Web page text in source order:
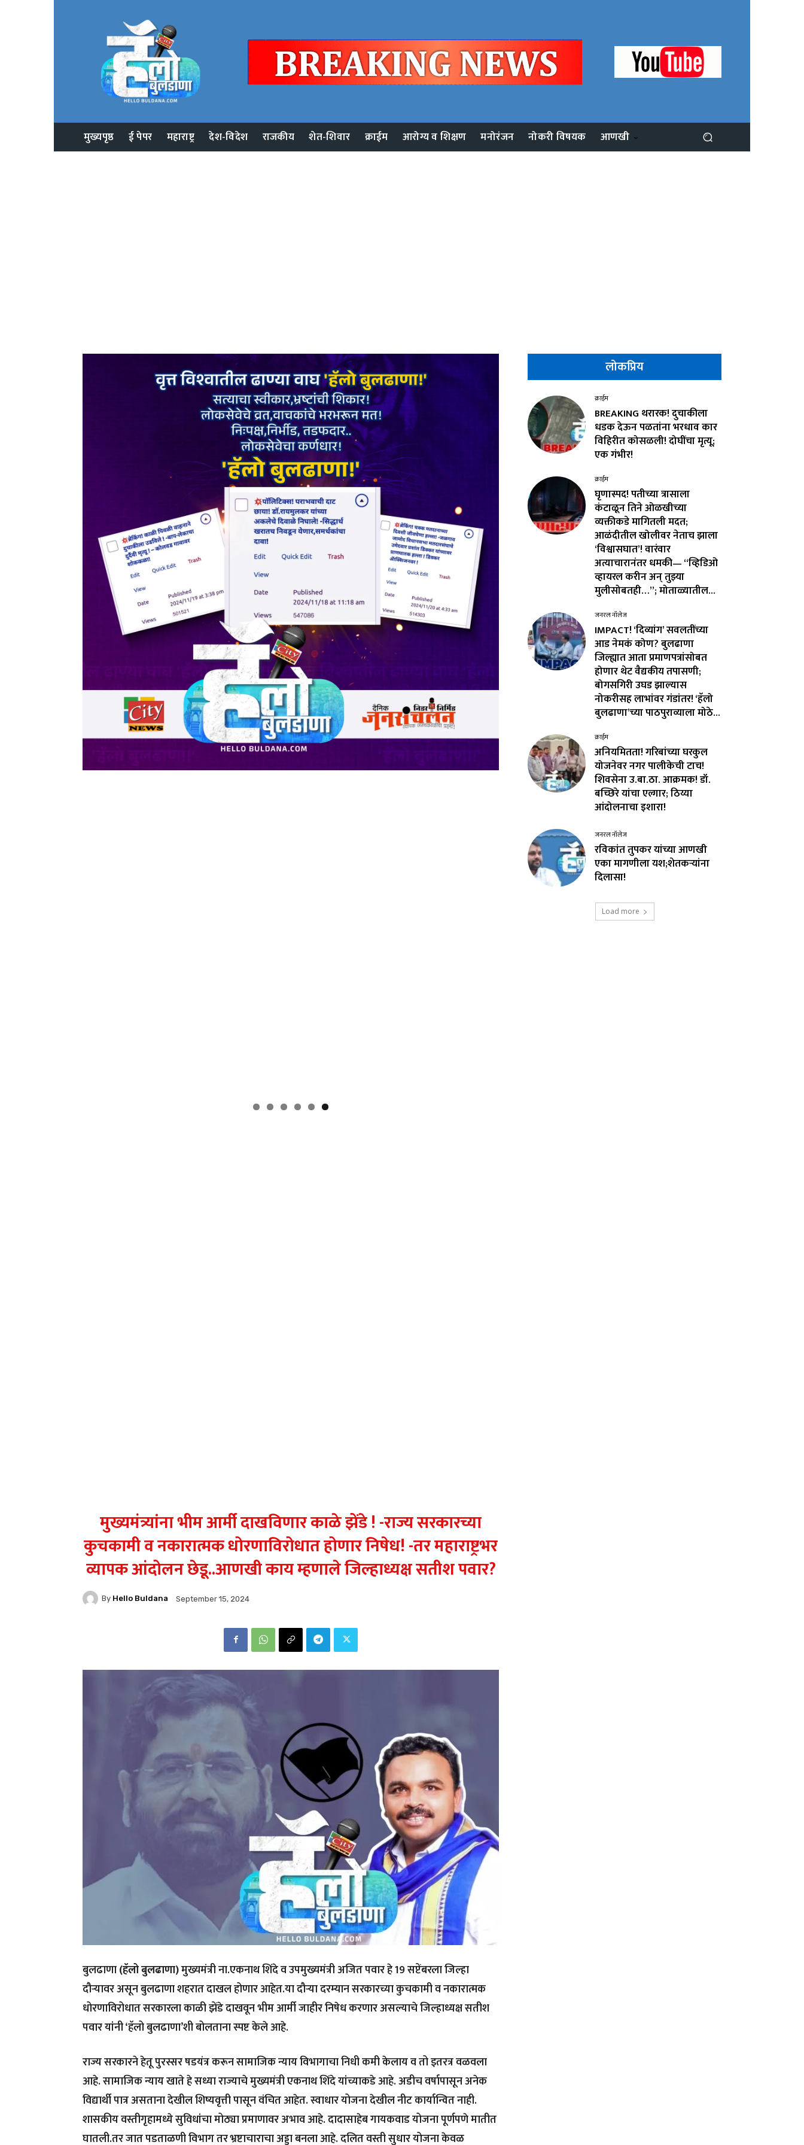
मुख्यपृष्ठ ई पेपर महाराष्ट्र देश-विदेश राजकीय शेत-शिवार क्राईम आरोग्य व शिक्षण मनोरंजन नोकरी विषयक आणखी
मुख्यमंत्र्यांना भीम आर्मी दाखविणार काळे झेंडे ! -राज्य सरकारच्या
कुचकामी व नकारात्मक धोरणाविरोधात होणार निषेध! -तर महाराष्ट्रभर
व्यापक आंदोलन छेडू..आणखी काय म्हणाले जिल्हाध्यक्ष सतीश पवार?
By Hello Buldana September 15, 2024
बुलढाणा(हॅलो बुलढाणा)मुख्यमंत्री ना.एकनाथ शिंदे व उपमुख्यमंत्री अजित पवार हे 19 सप्टेंबरला जिल्हा
दौऱ्यावर असून बुलढाणा शहरात दाखल होणार आहेत.या दौऱ्या दरम्यान सरकारच्या कुचकामी व नकारात्मक
धोरणाविरोधात सरकारला काळी झेंडे दाखवून भीम आर्मी जाहीर निषेध करणार असल्याचे जिल्हाध्यक्ष सतीश
पवार यांनी ‘हॅलो बुलढाणा’शी बोलताना स्पष्ट केले आहे.
राज्य सरकारने हेतू पुरस्सर षडयंत्र करून सामाजिक न्याय विभागाचा निधी कमी केलाय व तो इतरत्र वळवला
आहे. सामाजिक न्याय खाते हे सध्या राज्याचे मुख्यमंत्री एकनाथ शिंदे यांच्याकडे आहे. अडीच वर्षापासून अनेक
विद्यार्थी पात्र असताना देखील शिष्यवृत्ती पासून वंचित आहेत. स्वाधार योजना देखील नीट कार्यान्वित नाही.
शासकीय वस्तीगृहामध्ये सुविधांचा मोठ्या प्रमाणावर अभाव आहे. दादासाहेब गायकवाड योजना पूर्णपणे मातीत
घातली.तर जात पडताळणी विभाग तर भ्रष्टाचाराचा अड्डा बनला आहे. दलित वस्ती सुधार योजना केवळ
लोकप्रिय
क्राईम
BREAKING थरारक! दुचाकीला
धडक देऊन पळतांना भरधाव कार
विहिरीत कोसळली! दोघींचा मृत्यू;
एक गंभीर!
क्राईम
घृणास्पद! पतीच्या त्रासाला
कंटाळून तिने ओळखीच्या
व्यक्तीकडे मागितली मदत;
आळंदीतील खोलीवर नेताच झाला
‘विश्वासघात’! वारंवार
अत्याचारानंतर धमकी— “व्हिडिओ
व्हायरल करीन अन् तुझ्या
मुलीसोबतही…”; मोताळ्यातील...
जनरल नॉलेज
IMPACT! ‘दिव्यांग’ सवलतींच्या
आड नेमकं कोण? बुलढाणा
जिल्ह्यात आता प्रमाणपत्रांसोबत
होणार थेट वैद्यकीय तपासणी;
बोगसगिरी उघड झाल्यास
नोकरीसह लाभांवर गंडांतर! ‘हॅलो
बुलढाणा’च्या पाठपुराव्याला मोठे...
क्राईम
अनियमितता! गरिबांच्या घरकुल
योजनेवर नगर पालीकेची टाच!
शिवसेना उ.बा.ठा. आक्रमक! डॉ.
बच्छिरे यांचा एल्गार; ठिय्या
आंदोलनाचा इशारा!
जनरल नॉलेज
रविकांत तुपकर यांच्या आणखी
एका मागणीला यश;शेतकऱ्यांना
दिलासा!
Load more